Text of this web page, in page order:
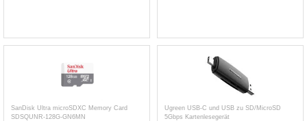
SanDisk Ultra microSDXC Memory Card
SDSQUNR-128G-GN6MN
Ugreen USB-C und USB zu SD/MicroSD
5Gbps Kartenlesegerät